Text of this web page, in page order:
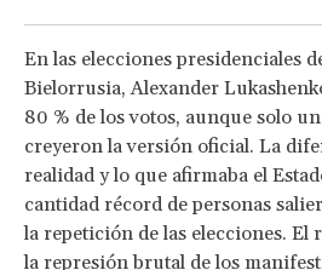
En las elecciones presidenciales
Bielorrusia, Alexander
80 % de los votos, aunque solo
creyeron la versión oficial. La
realidad y lo que afirmaba el
cantidad récord de personas
la repetición de las elecciones.
la represión brutal de los